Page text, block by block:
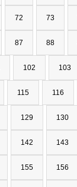
72 73
87 88
102 103
115 116
129 130
142 143
155 156